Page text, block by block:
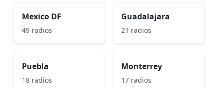
Mexico DF
49 radios
Guadalajara
21 radios
Puebla
18 radios
Monterrey
17 radios